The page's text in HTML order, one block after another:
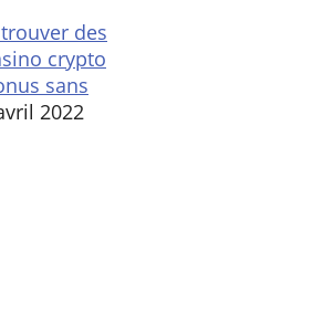
des
crypto
sans
2022